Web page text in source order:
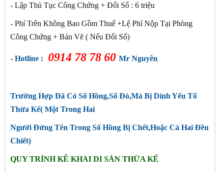
- Lập Thủ Tục Công Chứng + Đổi Sổ : 6 triệu
- Phí Trên Không Bao Gồm Thuế +Lệ Phí Nộp Tại Phòng
Công Chứng + Bản Vẽ ( Nếu Đổi Sổ)
- Hotline : 0914 78 78 60 Mr Nguyên
Trường Hợp Đã Có Sổ Hồng,Sổ Đỏ,Mà Bị Dính Yếu Tố
Thừa Kế( Một Trong Hai
Người Đứng Tên Trong Sổ Hồng Bị Chết,Hoặc Cả Hai Đều
Chiết)
QUY TRÌNH KÊ KHAI DI SẢN THỪA KẾ